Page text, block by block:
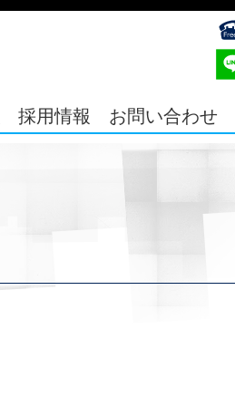
採用情報 お問い合わせ